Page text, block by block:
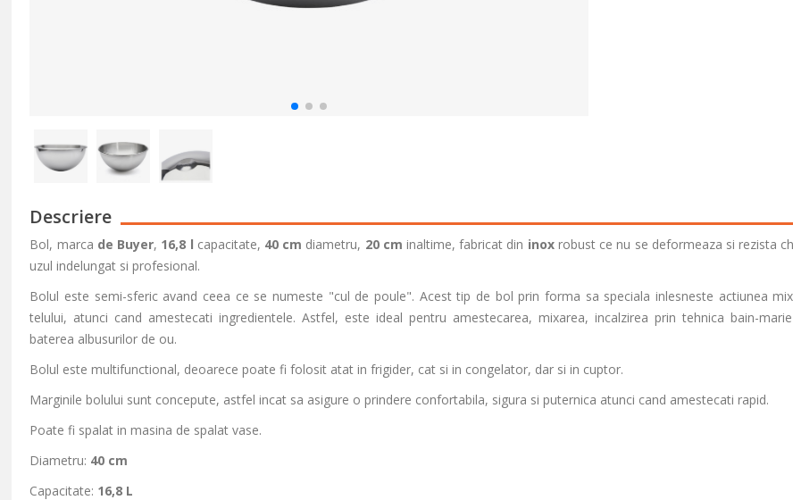
Descriere
Bol, marca de Buyer, 16,8 l capacitate, 40 cm diametru, 20 cm inaltime, fabricat din inox robust ce nu se deformeaza si rezista
uzul indelungat si profesional.
Bolul este semi-sferic avand ceea ce se numeste "cul de poule". Acest tip de bol prin forma sa speciala inlesneste actiunea
telului, atunci cand amestecati ingredientele. Astfel, este ideal pentru amestecarea, mixarea, incalzirea prin tehnica bain-
baterea albusurilor de ou.
Bolul este multifunctional, deoarece poate fi folosit atat in frigider, cat si in congelator, dar si in cuptor.
Marginile bolului sunt concepute, astfel incat sa asigure o prindere confortabila, sigura si puternica atunci cand amestecati rapid.
Poate fi spalat in masina de spalat vase.
Diametru: 40 cm
Capacitate: 16,8 L